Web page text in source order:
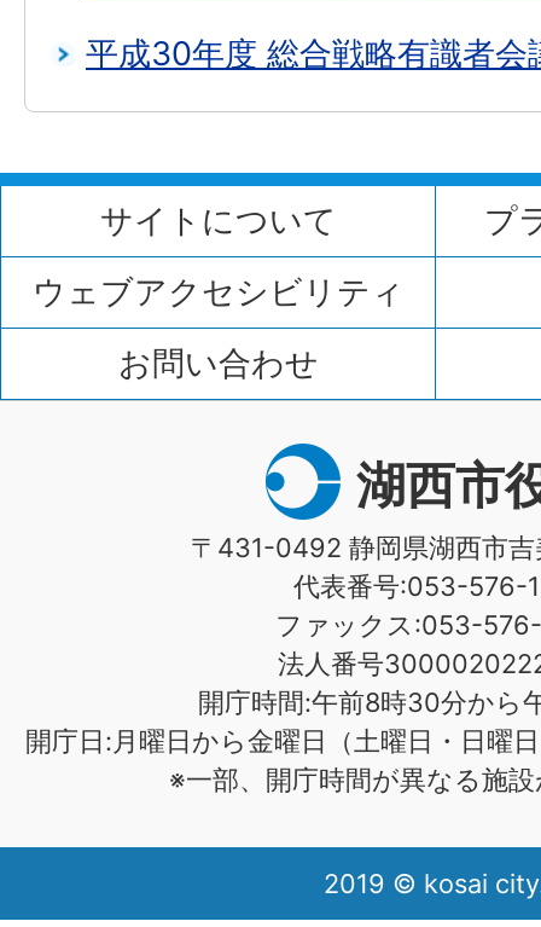
平成30年度 総合戦略有識者会
サイトについて
プ
ウェブアクセシビリティ
お問い合わせ
湖西市
〒431-0492 静岡県湖西市
代表番号:053-576-
ファックス:053-576-
法人番号
開庁時間:午前8時30分から
開庁日:月曜日から金曜日（土曜日・日曜
※一部、開庁時間が異なる施
2019 © kosai